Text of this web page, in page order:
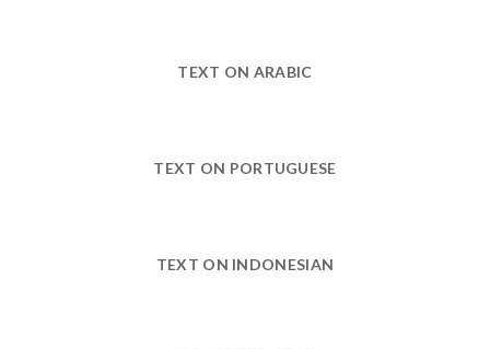
TEXT ON ARABIC
TEXT ON PORTUGUESE
TEXT ON INDONESIAN